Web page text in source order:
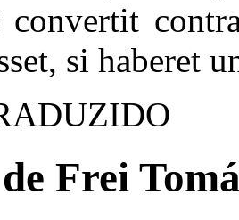
convertit
si haberet
Frei